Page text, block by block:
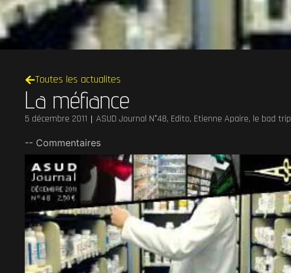
Toutes les actualites
La méfiance
5 décembre 2011 ASUD Journal N°48, Edito, Etienne Apaire, le bad trip
-- Commentaires